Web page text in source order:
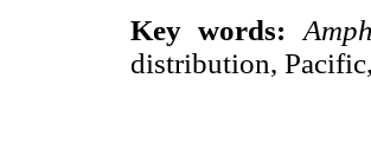
Key words:
distribution,